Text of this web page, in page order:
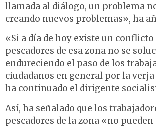
llamada al diálogo, un problema
creando nuevos problemas», ha
«Si a día de hoy existe un
pescadores de esa zona no se
endureciendo el paso de los
ciudadanos en general por la
ha continuado el dirigente
Así, ha señalado que los
pescadores de la zona «no pueden